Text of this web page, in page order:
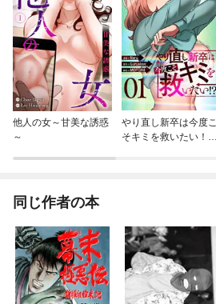
他人の女～甘美な誘惑
～
やり直し新卒は今度こ
そキミを救いたい！？
同じ作者の本